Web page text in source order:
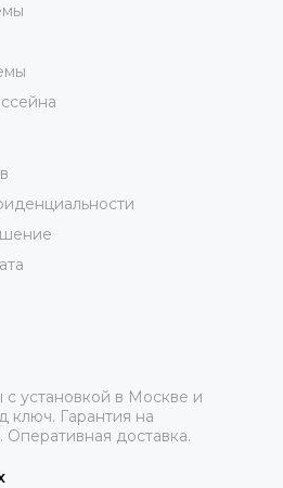
установкой в Москве и
ключ. Гарантия на
доставка.